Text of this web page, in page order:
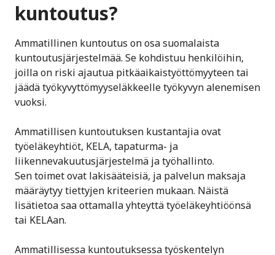
kuntoutus?
Ammatillinen kuntoutus on osa suomalaista
kuntoutusjärjestelmää. Se kohdistuu henkilöihin,
joilla on riski ajautua pitkäaikaistyöttömyyteen tai
jäädä työkyvyttömyyseläkkeelle työkyvyn alenemisen
vuoksi.
Ammatillisen kuntoutuksen kustantajia ovat
työeläkeyhtiöt, KELA, tapaturma- ja
liikennevakuutusjärjestelmä ja työhallinto.
Sen toimet ovat lakisääteisiä, ja palvelun maksaja
määräytyy tiettyjen kriteerien mukaan. Näistä
lisätietoa saa ottamalla yhteyttä työeläkeyhtiöönsä
tai KELAan.
Ammatillisessa kuntoutuksessa työskentelyn